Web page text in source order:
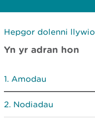
Hepgor dolenni llywio
Yn yr adran hon
Amodau
Nodiadau